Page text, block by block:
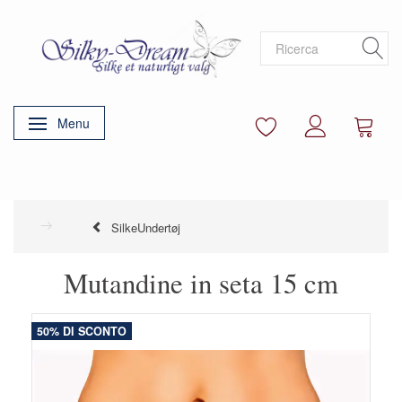
Attiva/disattiva navigazione
Menu
SilkeUndertøj
Mutandine in seta 15 cm
50% DI SCONTO